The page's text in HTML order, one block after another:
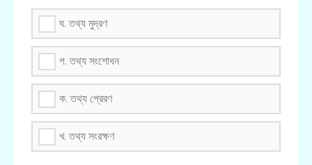
ঘ. তথ্য মুদ্রণ
গ. তথ্য সংশোধন
ক. তথ্য প্রেরণ
খ. তথ্য সংরক্ষণ